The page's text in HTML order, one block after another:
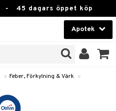
- 45 dagars öppet köp
Apotek
» Feber, Förkylning & Värk »